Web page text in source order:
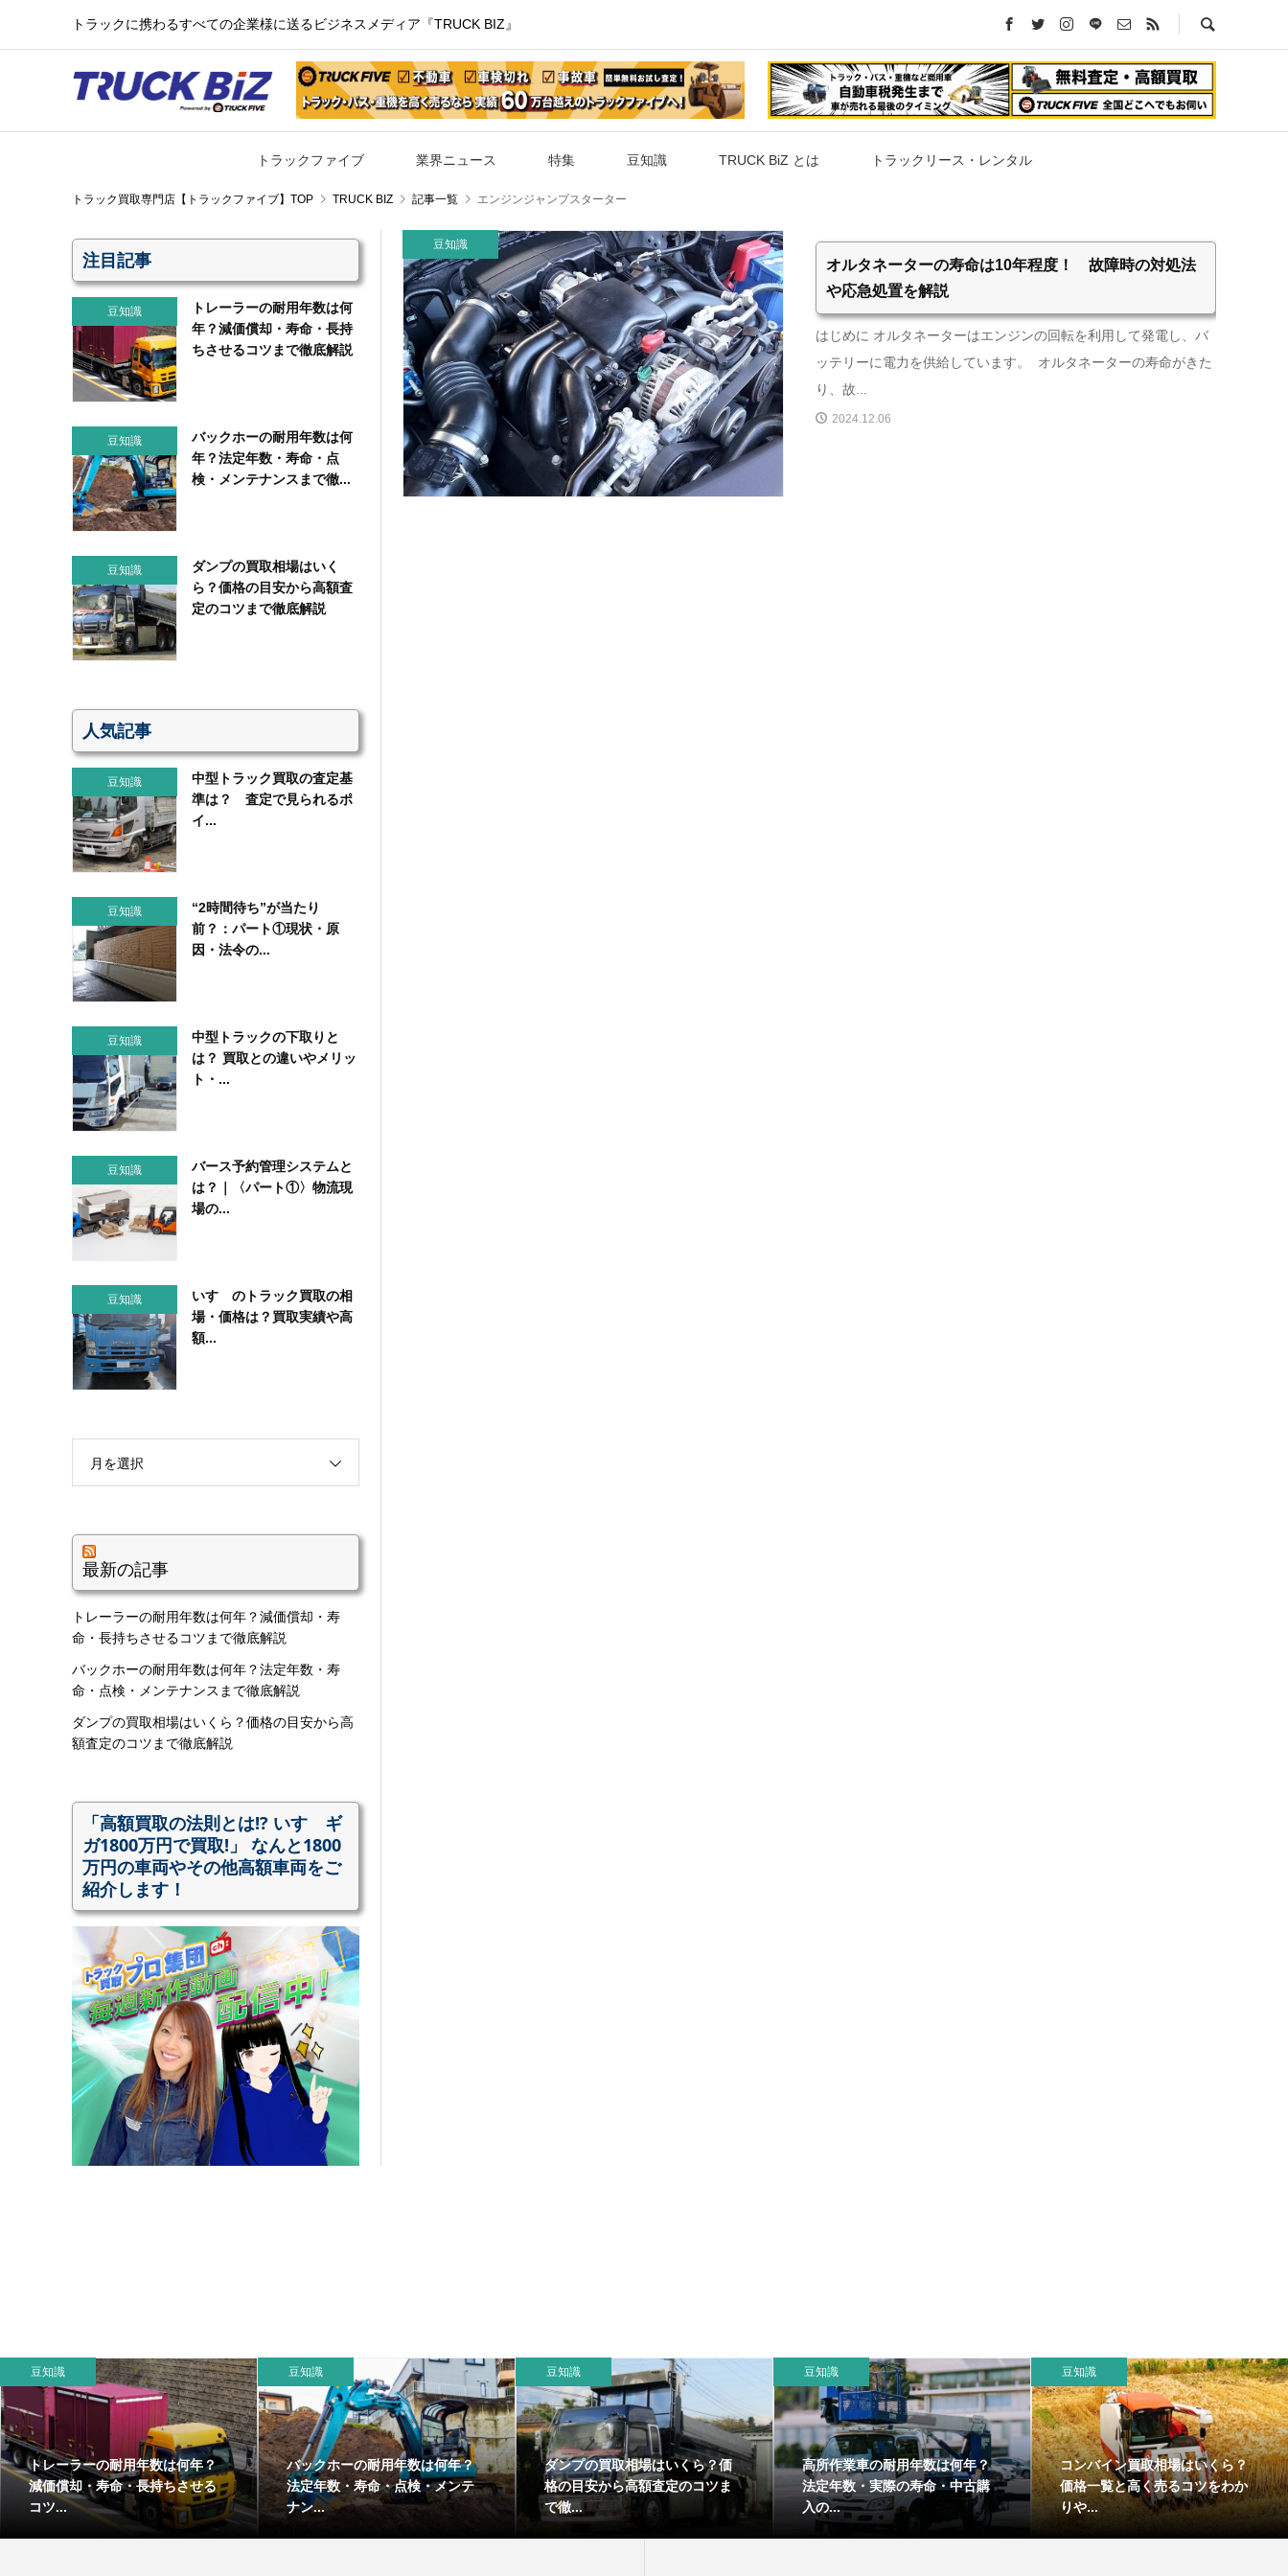
トラックに携わるすべての企業様に送るビジネスメディア『TRUCK BIZ』
トラックファイブ 業界ニュース 特集 豆知識 TRUCK BiZ とは トラックリース・レンタル
TRUCK BIZ 記事一覧 エンジンジャンプスターター
豆知識
オルタネーターの寿命は10年程度！ 故障時の対処法
や応急処置を解説
はじめに オルタネーターはエンジンの回転を利用して発電し、バ
ッテリーに電力を供給しています。 オルタネーターの寿命がきた
り、故...
2024.12.06
注目記事
豆知識
トレーラーの耐用年数は何
年？減価償却・寿命・長持
ちさせるコツまで徹底解説
豆知識
バックホーの耐用年数は何
年？法定年数・寿命・点
検・メンテナンスまで徹...
豆知識
ダンプの買取相場はいく
ら？価格の目安から高額査
定のコツまで徹底解説
人気記事
豆知識
中型トラック買取の査定基
準は？ 査定で見られるポ
イ...
豆知識
“2時間待ち”が当たり
前？：パート①現状・原
因・法令の...
豆知識
中型トラックの下取りと
は？ 買取との違いやメリッ
ト・...
豆知識
バース予約管理システムと
は？｜〈パート①〉物流現
場の...
豆知識
いすゞのトラック買取の相
場・価格は？買取実績や高
額...
月を選択
最新の記事
トレーラーの耐用年数は何年？減価償却・寿
命・長持ちさせるコツまで徹底解説
バックホーの耐用年数は何年？法定年数・寿
命・点検・メンテナンスまで徹底解説
ダンプの買取相場はいくら？価格の目安から高
額査定のコツまで徹底解説
「高額買取の法則とは!? いすゞギ
ガ1800万円で買取!」 なんと1800
万円の車両やその他高額車両をご
紹介します！
豆知識
トレーラーの耐用年数は何年？
減価償却・寿命・長持ちさせる
コツ...
豆知識
バックホーの耐用年数は何年？
法定年数・寿命・点検・メンテ
ナン...
豆知識
ダンプの買取相場はいくら？価
格の目安から高額査定のコツま
で徹...
豆知識
高所作業車の耐用年数は何年？
法定年数・実際の寿命・中古購
入の...
豆知識
コンバイン買取相場はいくら？
価格一覧と高く売るコツをわか
りや...